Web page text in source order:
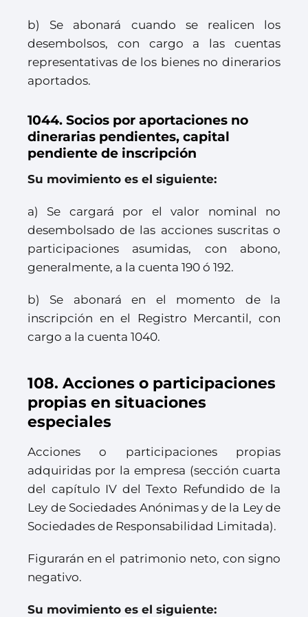
b) Se abonará cuando se realicen los
desembolsos, con cargo a las cuentas
representativas de los bienes no dinerarios
aportados.
1044. Socios por aportaciones no
dinerarias pendientes, capital
pendiente de inscripción
Su movimiento es el siguiente:
a) Se cargará por el valor nominal no
desembolsado de las acciones suscritas o
participaciones asumidas, con abono,
generalmente, a la cuenta 190 ó 192.
b) Se abonará en el momento de la
inscripción en el Registro Mercantil, con
cargo a la cuenta 1040.
108. Acciones o participaciones
propias en situaciones
especiales
Acciones o participaciones propias
adquiridas por la empresa (sección cuarta
del capítulo IV del Texto Refundido de la
Ley de Sociedades Anónimas y de la Ley de
Sociedades de Responsabilidad Limitada).
Figurarán en el patrimonio neto, con signo
negativo.
Su movimiento es el siguiente: